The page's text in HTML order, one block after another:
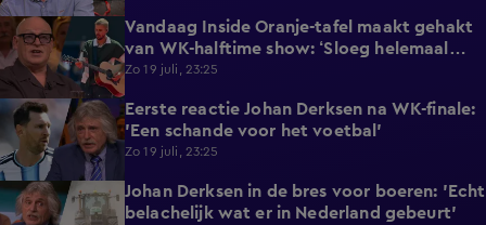
2:40
Vandaag Inside Oranje-tafel maakt gehakt
van WK-halftime show: ‘Sloeg helemaal
nergens op!’
Zo 19 juli, 23:25
1:18
Eerste reactie Johan Derksen na WK-finale:
'Een schande voor het voetbal'
Zo 19 juli, 23:25
1:29
Johan Derksen in de bres voor boeren: 'Echt
belachelijk wat er in Nederland gebeurt'